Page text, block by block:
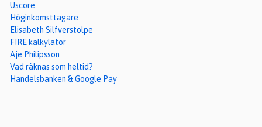
Uscore
Höginkomsttagare
Elisabeth Silfverstolpe
FIRE kalkylator
Aje Philipsson
Vad räknas som heltid?
Handelsbanken & Google Pay